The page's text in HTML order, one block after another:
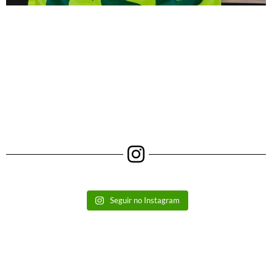
Seguir no Instagram